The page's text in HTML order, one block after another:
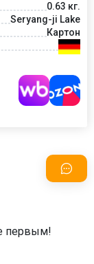
0.63 кг.
Seryang-ji Lake
Картон
первым!